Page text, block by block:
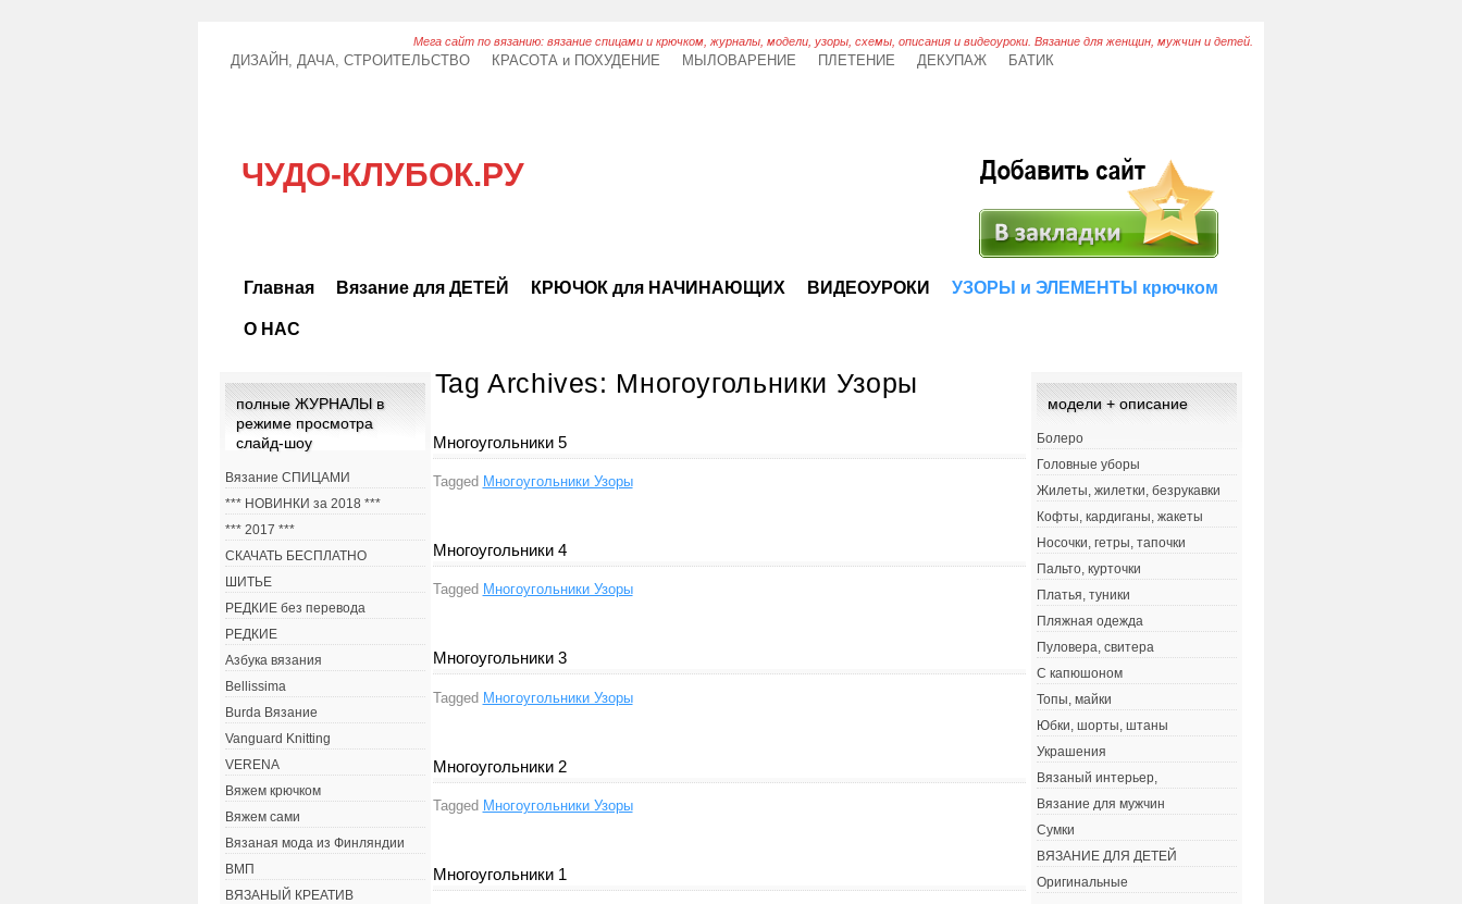
Мега сайт по вязанию: вязание спицами и крючком, журналы, модели, узоры, схемы, описания и видеоуроки. Вязание для женщин, мужчин и детей.
ДИЗАЙН, ДАЧА, СТРОИТЕЛЬСТВО КРАСОТА и ПОХУДЕНИЕ МЫЛОВАРЕНИЕ ПЛЕТЕНИЕ ДЕКУПАЖ БАТИК
ЧУДО-КЛУБОК.РУ
Главная Вязание для ДЕТЕЙ КРЮЧОК для НАЧИНАЮЩИХ ВИДЕОУРОКИ УЗОРЫ и ЭЛЕМЕНТЫ крючком
О НАС
Tag Archives: Многоугольники Узоры
Многоугольники 5
Tagged Многоугольники Узоры
Многоугольники 4
Tagged Многоугольники Узоры
Многоугольники 3
Tagged Многоугольники Узоры
Многоугольники 2
Tagged Многоугольники Узоры
Многоугольники 1
полные ЖУРНАЛЫ в
режиме просмотра
слайд-шоу
Вязание СПИЦАМИ
*** НОВИНКИ за 2018 ***
*** 2017 ***
СКАЧАТЬ БЕСПЛАТНО
ШИТЬЕ
РЕДКИЕ без перевода
РЕДКИЕ
Азбука вязания
Bellissima
Burda Вязание
Vanguard Knitting
VERENA
Вяжем крючком
Вяжем сами
Вязаная мода из Финляндии
ВМП
ВЯЗАНЫЙ КРЕАТИВ
модели + описание
Болеро
Головные уборы
Жилеты, жилетки, безрукавки
Кофты, кардиганы, жакеты
Носочки, гетры, тапочки
Пальто, курточки
Платья, туники
Пляжная одежда
Пуловера, свитера
С капюшоном
Топы, майки
Юбки, шорты, штаны
Украшения
Вязаный интерьер,
Вязание для мужчин
Сумки
ВЯЗАНИЕ ДЛЯ ДЕТЕЙ
Оригинальные